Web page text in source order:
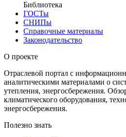
Библиотека
ГОСТы
СНИПы
Справочные материалы
Законодательство
О проекте
Отраслевой портал с
аналитическими материалами о
утепления, энергосбережения.
климатического оборудования,
энергосбережения.
Полезно знать